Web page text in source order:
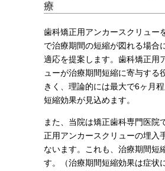
療
歯科矯正用アンカースクリュー
で治療期間の短縮が図れる場合
適応を提案します。歯科矯正用
ューが治療期間短縮に寄与する
きく、理論的には最大で6ヶ月
短縮効果が見込めます。
また、当院は矯正歯科専門医院
正用アンカースクリューの埋入
ないます。これも、治療期間短
す。（治療期間短縮効果は症状